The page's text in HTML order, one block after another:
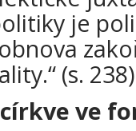
je
(s. 238)
ve